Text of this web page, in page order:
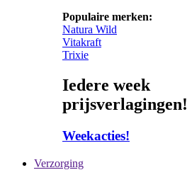
Populaire merken:
Natura Wild
Vitakraft
Trixie
Iedere week
prijsverlagingen!
Weekacties!
Verzorging